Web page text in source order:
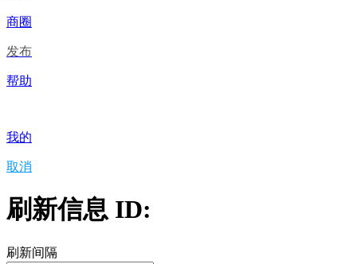
商圈
发布
帮助
我的
取消
刷新信息 ID:
刷新间隔